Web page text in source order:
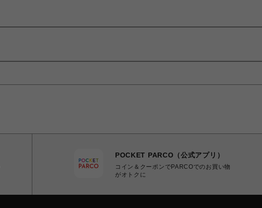
POCKET PARCO（公式アプリ）
コイン＆クーポンでPARCOでのお買い物
がオトクに